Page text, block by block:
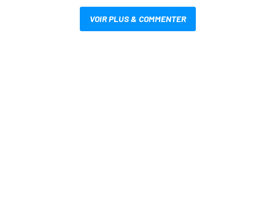
VOIR PLUS & COMMENTER